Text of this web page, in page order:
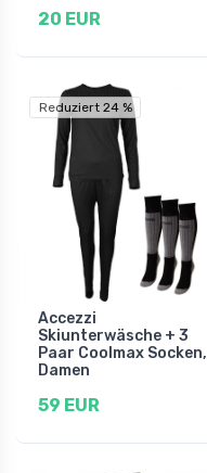
20 EUR
Reduziert 24 %
Accezzi
Skiunterwäsche + 3
Paar Coolmax Socken,
Damen
59 EUR